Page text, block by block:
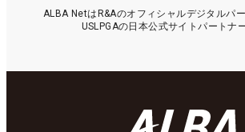
ALBA NetはR&Aのオフィシャルデジタルパ
USLPGAの日本公式サイトパートナ